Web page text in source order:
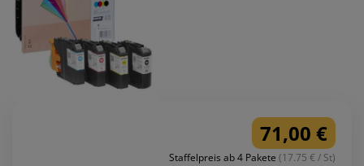
71,00 €
Staffelpreis ab 4 Pakete (17.75 € / St)